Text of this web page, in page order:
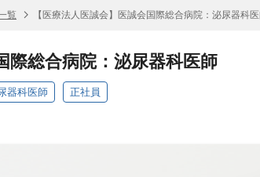
覧 【医療法人医誠会】医誠会国際総合病院：泌尿器科
際総合病院：泌尿器科医師
器科医師 正社員